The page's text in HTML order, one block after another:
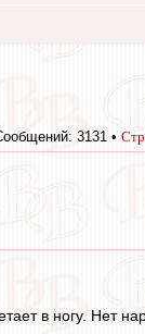
3131 •
в ногу. Нет